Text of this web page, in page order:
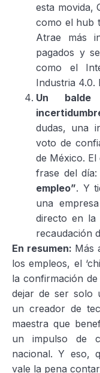
esta movida,
como el hub
Atrae más
pagados y
como el
Industria 4.0.
Un
dudas, una
voto de
de México.
frase del día:
empleo”. Y
una
directo en la
recaudación
En resumen: Más
los empleos, el
la confirmación
dejar de ser solo
un creador de
maestra que
un impulso de
nacional. Y eso,
vale la pena